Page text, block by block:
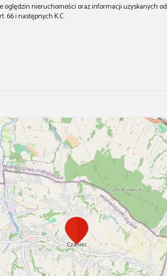
oględzin nieruchomości oraz informacji uzyskanych od
66 i następnych K.C.